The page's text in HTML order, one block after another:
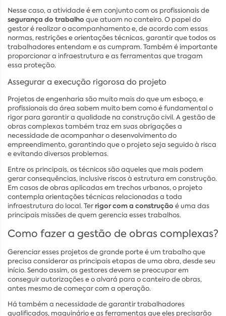
Nesse caso, a atividade é em conjunto com os profissionais de
segurança do trabalho que atuam no canteiro. O papel do
gestor é realizar o acompanhamento e, de acordo com essas
normas, restrições e orientações técnicas, garantir que todos os
trabalhadores entendam e as cumpram. Também é importante
proporcionar a infraestrutura e as ferramentas que tragam
essa proteção.
Assegurar a execução rigorosa do projeto
Projetos de engenharia são muito mais do que um esboço, e
profissionais da área sabem muito bem como é fundamental o
rigor para garantir a qualidade na construção civil. A gestão de
obras complexas também traz em suas obrigações a
necessidade de acompanhar o desenvolvimento do
empreendimento, garantindo que o projeto seja seguido à risca
e evitando diversos problemas.
Entre os principais, os técnicos são aqueles que mais podem
gerar consequências, inclusive riscos à estrutura em construção.
Em casos de obras aplicadas em trechos urbanos, o projeto
contempla orientações técnicas relacionadas a toda
infraestrutura do local. Terrigor com a construção é uma das
principais missões de quem gerencia esses trabalhos.
Como fazer a gestão de obras complexas?
Gerenciar esses projetos de grande porte é um trabalho que
precisa considerar as principais etapas de uma obra, desde seu
início. Sendo assim, os gestores devem se preocupar em
conseguir autorizações e o alvará para o canteiro de obras,
antes mesmo de começar com a operação.
Há também a necessidade de garantir trabalhadores
qualificados, maquinário e as ferramentas que eles precisarão